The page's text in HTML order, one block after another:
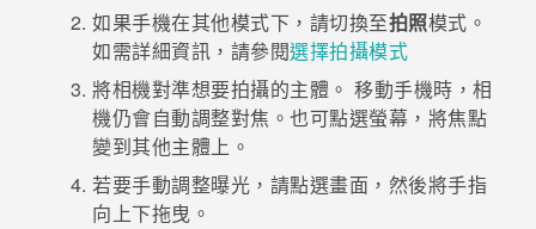
焦點訊息
校園專案
企業採購
銷售門市
銷售通路
支援服務
VIVELAND
如果手機在其他模式下，請切換至拍照模式。
如需詳細資訊，請參閱選擇拍攝模式
將相機對準想要拍攝的主體。 移動手機時，相
機仍會自動調整對焦。也可點選螢幕，將焦點
變到其他主體上。
若要手動調整曝光，請點選畫面，然後將手指
向上下拖曳。